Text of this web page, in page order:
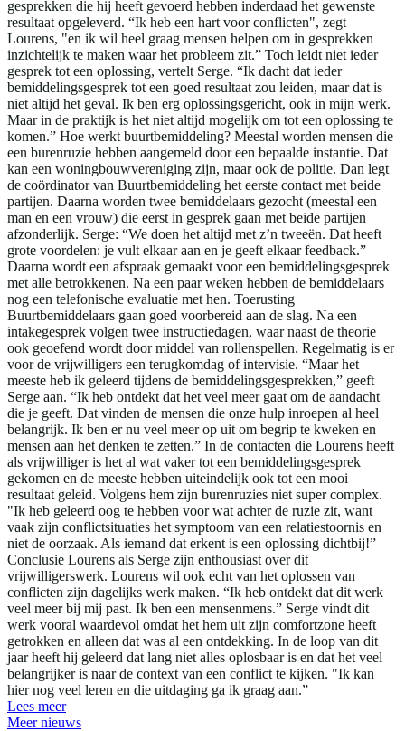
gesprekken die hij heeft gevoerd hebben inderdaad het gewenste
resultaat opgeleverd. “Ik heb een hart voor conflicten", zegt
Lourens, "en ik wil heel graag mensen helpen om in gesprekken
inzichtelijk te maken waar het probleem zit.” Toch leidt niet ieder
gesprek tot een oplossing, vertelt Serge. “Ik dacht dat ieder
bemiddelingsgesprek tot een goed resultaat zou leiden, maar dat is
niet altijd het geval. Ik ben erg oplossingsgericht, ook in mijn werk.
Maar in de praktijk is het niet altijd mogelijk om tot een oplossing te
komen.” Hoe werkt buurtbemiddeling? Meestal worden mensen die
een burenruzie hebben aangemeld door een bepaalde instantie. Dat
kan een woningbouwvereniging zijn, maar ook de politie. Dan legt
de coördinator van Buurtbemiddeling het eerste contact met beide
partijen. Daarna worden twee bemiddelaars gezocht (meestal een
man en een vrouw) die eerst in gesprek gaan met beide partijen
afzonderlijk. Serge: “We doen het altijd met z’n tweeën. Dat heeft
grote voordelen: je vult elkaar aan en je geeft elkaar feedback.”
Daarna wordt een afspraak gemaakt voor een bemiddelingsgesprek
met alle betrokkenen. Na een paar weken hebben de bemiddelaars
nog een telefonische evaluatie met hen. Toerusting
Buurtbemiddelaars gaan goed voorbereid aan de slag. Na een
intakegesprek volgen twee instructiedagen, waar naast de theorie
ook geoefend wordt door middel van rollenspellen. Regelmatig is er
voor de vrijwilligers een terugkomdag of intervisie. “Maar het
meeste heb ik geleerd tijdens de bemiddelingsgesprekken,” geeft
Serge aan. “Ik heb ontdekt dat het veel meer gaat om de aandacht
die je geeft. Dat vinden de mensen die onze hulp inroepen al heel
belangrijk. Ik ben er nu veel meer op uit om begrip te kweken en
mensen aan het denken te zetten.” In de contacten die Lourens heeft
als vrijwilliger is het al wat vaker tot een bemiddelingsgesprek
gekomen en de meeste hebben uiteindelijk ook tot een mooi
resultaat geleid. Volgens hem zijn burenruzies niet super complex.
"Ik heb geleerd oog te hebben voor wat achter de ruzie zit, want
vaak zijn conflictsituaties het symptoom van een relatiestoornis en
niet de oorzaak. Als iemand dat erkent is een oplossing dichtbij!”
Conclusie Lourens als Serge zijn enthousiast over dit
vrijwilligerswerk. Lourens wil ook echt van het oplossen van
conflicten zijn dagelijks werk maken. “Ik heb ontdekt dat dit werk
veel meer bij mij past. Ik ben een mensenmens.” Serge vindt dit
werk vooral waardevol omdat het hem uit zijn comfortzone heeft
getrokken en alleen dat was al een ontdekking. In de loop van dit
jaar heeft hij geleerd dat lang niet alles oplosbaar is en dat het veel
belangrijker is naar de context van een conflict te kijken. "Ik kan
hier nog veel leren en die uitdaging ga ik graag aan.”
Lees meer
Meer nieuws